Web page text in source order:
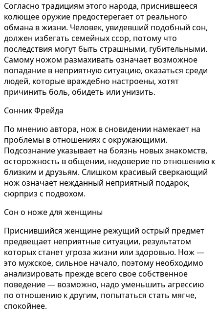
Согласно традициям этого народа, приснившееся
колющее оружие предостерегает от реального
обмана в жизни. Человек, увидевший подобный сон,
должен избегать семейных ссор, потому что
последствия могут быть страшными, губительными.
Самому ножом размахивать означает возможное
попадание в неприятную ситуацию, оказаться среди
людей, которые враждебно настроены, хотят
причинить боль, обидеть или унизить.
Сонник Фрейда
По мнению автора, нож в сновидении намекает на
проблемы в отношениях с окружающими.
Подсознание указывает на боязнь новых знакомств,
осторожность в общении, недоверие по отношению к
близким и друзьям. Слишком красивый сверкающий
нож означает нежданный неприятный подарок,
сюрприз с подвохом.
Сон о ноже для женщины
Приснившийся женщине режущий острый предмет
предвещает неприятные ситуации, результатом
которых станет угроза жизни или здоровью. Нож —
это мужское, сильное начало, поэтому необходимо
анализировать прежде всего свое собственное
поведение — возможно, надо уменьшить агрессию
по отношению к другим, попытаться стать мягче,
спокойнее.